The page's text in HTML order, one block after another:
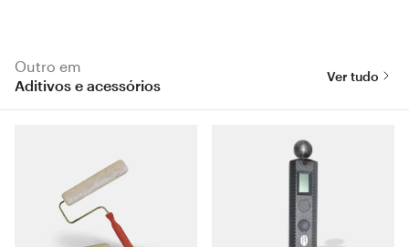
Outro em
Aditivos e acessórios
Ver tudo